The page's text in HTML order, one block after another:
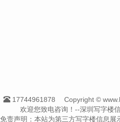
17744961878
Copyright ©
欢迎您致电咨询！--深圳写字楼
免责声明：本站为第三方写字楼信息展